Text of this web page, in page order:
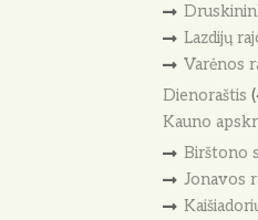
Lazdijų
Varėnos
Dienoraštis
Kauno
Birštono
Jonavos